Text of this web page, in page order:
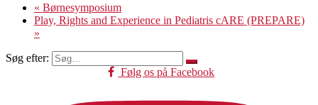
« Børnesymposium
Play, Rights and Experience in Pediatris cARE (PREPARE)
»
Søg efter:
Følg os på Facebook